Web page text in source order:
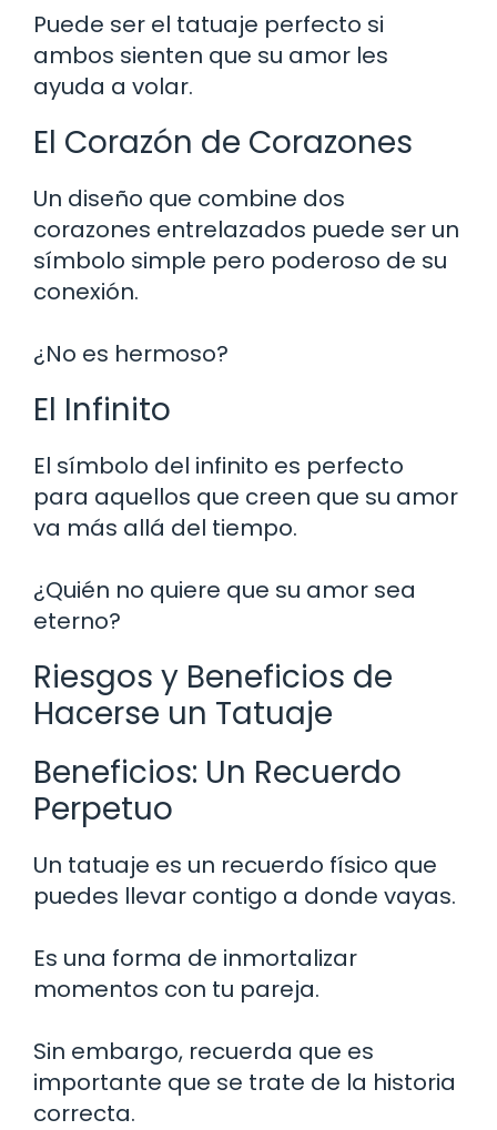
Puede ser el tatuaje perfecto si
ambos sienten que su amor les
ayuda a volar.
El Corazón de Corazones
Un diseño que combine dos
corazones entrelazados puede ser un
símbolo simple pero poderoso de su
conexión.
¿No es hermoso?
El Infinito
El símbolo del infinito es perfecto
para aquellos que creen que su amor
va más allá del tiempo.
¿Quién no quiere que su amor sea
eterno?
Riesgos y Beneficios de
Hacerse un Tatuaje
Beneficios: Un Recuerdo
Perpetuo
Un tatuaje es un recuerdo físico que
puedes llevar contigo a donde vayas.
Es una forma de inmortalizar
momentos con tu pareja.
Sin embargo, recuerda que es
importante que se trate de la historia
correcta.